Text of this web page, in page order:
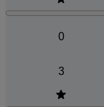
0
3